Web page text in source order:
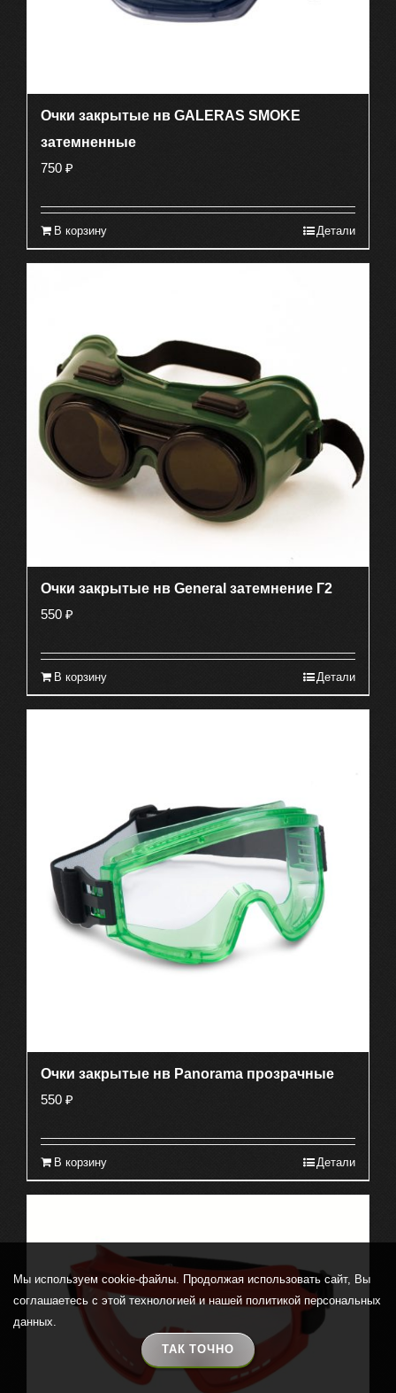
Очки закрытые нв GALERAS SMOKE
затемненные
750 ₽
В корзину Детали
Очки закрытые нв General затемнение Г2
550 ₽
В корзину Детали
Очки закрытые нв Panorama прозрачные
550 ₽
В корзину Детали
Мы используем cookie-файлы. Продолжая использовать сайт, Вы
соглашаетесь с этой технологией и нашей политикой персональных
данных.
ТАК ТОЧНО